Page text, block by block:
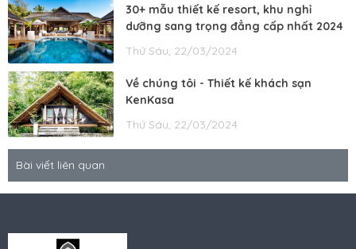
30+ mẫu thiết kế resort, khu nghỉ
dưỡng sang trọng đẳng cấp nhất 2024
Thứ Sáu, 22/03/2024
Về chúng tôi - Thiết kế khách sạn
KenKasa
Thứ Sáu, 22/03/2024
Bài viết liên quan